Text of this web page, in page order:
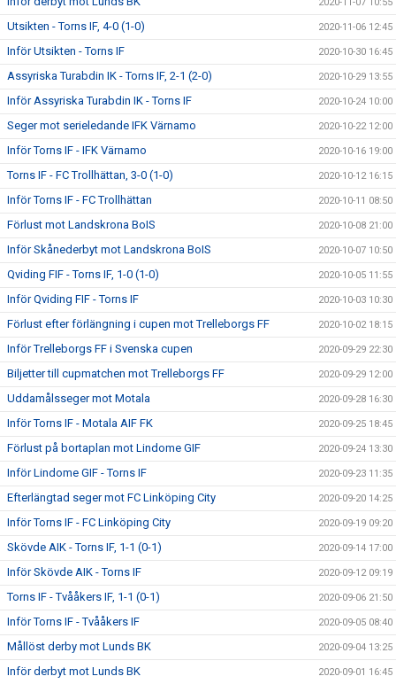
2020-11-07 10:55
Utsikten - Torns IF, 4-0 (1-0) 2020-11-06 12:45
Inför Utsikten - Torns IF 2020-10-30 16:45
Assyriska Turabdin IK - Torns IF, 2-1 (2-0) 2020-10-29 13:55
Inför Assyriska Turabdin IK - Torns IF 2020-10-24 10:00
Seger mot serieledande IFK Värnamo 2020-10-22 12:00
Inför Torns IF - IFK Värnamo 2020-10-16 19:00
Torns IF - FC Trollhättan, 3-0 (1-0) 2020-10-12 16:15
Inför Torns IF - FC Trollhättan 2020-10-11 08:50
Förlust mot Landskrona BoIS 2020-10-08 21:00
Inför Skånederbyt mot Landskrona BoIS 2020-10-07 10:50
Qviding FIF - Torns IF, 1-0 (1-0) 2020-10-05 11:55
Inför Qviding FIF - Torns IF 2020-10-03 10:30
Förlust efter förlängning i cupen mot Trelleborgs FF 2020-10-02 18:15
Inför Trelleborgs FF i Svenska cupen 2020-09-29 22:30
Biljetter till cupmatchen mot Trelleborgs FF 2020-09-29 12:00
Uddamålsseger mot Motala 2020-09-28 16:30
Inför Torns IF - Motala AIF FK 2020-09-25 18:45
Förlust på bortaplan mot Lindome GIF 2020-09-24 13:30
Inför Lindome GIF - Torns IF 2020-09-23 11:35
Efterlängtad seger mot FC Linköping City 2020-09-20 14:25
Inför Torns IF - FC Linköping City 2020-09-19 09:20
Skövde AIK - Torns IF, 1-1 (0-1) 2020-09-14 17:00
Inför Skövde AIK - Torns IF 2020-09-12 09:19
Torns IF - Tvååkers IF, 1-1 (0-1) 2020-09-06 21:50
Inför Torns IF - Tvååkers IF 2020-09-05 08:40
Mållöst derby mot Lunds BK 2020-09-04 13:25
Inför derbyt mot Lunds BK 2020-09-01 16:45